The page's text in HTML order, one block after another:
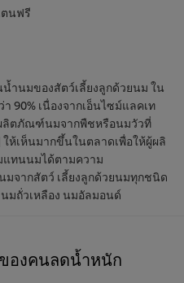
นฟรี
นมของสัตว์เลี้ยงลูกด้วยนม ใน
90% เนื่องจากเอ็นไซม์แลคเท
ลิตภัณฑ์นมจากพืชหรือนมวัวที่
ห้เห็นมากขึ้นในตลาดเพื่อให้ผู้ผลิ
แทนนมได้ตามความ
จากสัตว์ เลี้ยงลูกด้วยนมทุกชนิด
มถั่วเหลือง นมอัลมอนด์
องคนลดน้ำหนัก